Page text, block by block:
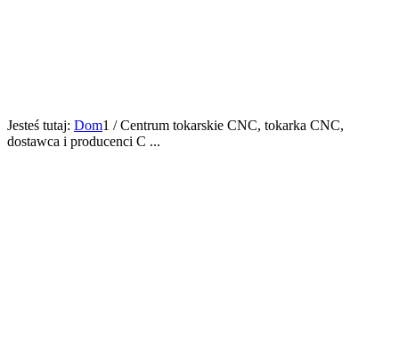
Jesteś tutaj: Dom1 / Centrum tokarskie CNC, tokarka CNC,
dostawca i producenci C ...